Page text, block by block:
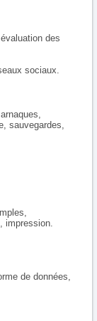
des
sociaux.
sauvegardes,
impression.
de données,